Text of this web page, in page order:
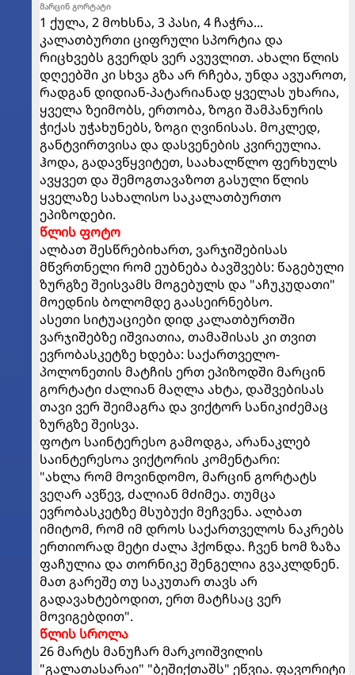
მარცინ გორტატი
1 ქულა, 2 მოხსნა, 3 პასი, 4 ჩაჭრა...
კალათბურთი ციფრული სპორტია და
რიცხვებს გვერდს ვერ ავუვლით. ახალი წლის
დღეებში კი სხვა გზა არ რჩება, უნდა ავუაროთ,
რადგან დიდიან-პატარიანად ყველას უხარია,
ყველა ზეიმობს, ერთობა, ზოგი შამპანურის
ჭიქას უჭახუნებს, ზოგი ღვინისას. მოკლედ,
განტვირთვისა და დასვენების კვირეულია.
ჰოდა, გადავწყვიტეთ, საახალწლო ფერხულს
ავყვეთ და შემოგთავაზოთ გასული წლის
ყველაზე სახალისო საკალათბურთო
ეპიზოდები.
წლის ფოტო
ალბათ შესწრებიხართ, ვარჯიშებისას
მწვრთნელი რომ ეუბნება ბავშვებს: წაგებული
ზურგზე შეისვამს მოგებულს და "აჩუკუდათი"
მოედნის ბოლომდე გაასეირნებსო.
ასეთი სიტუაციები დიდ კალათბურთში
ვარჯიშებზე იშვიათია, თამაშისას კი თვით
ევრობასკეტზე ხდება: საქართველო-
პოლონეთის მატჩის ერთ ეპიზოდში მარცინ
გორტატი ძალიან მაღლა ახტა, დაშვებისას
თავი ვერ შეიმაგრა და ვიქტორ სანიკიძემაც
ზურგზე შეისვა.
ფოტო საინტერესო გამოდგა, არანაკლებ
საინტერესოა ვიქტორის კომენტარი:
"ახლა რომ მოვინდომო, მარცინ გორტატს
ვეღარ ავწევ, ძალიან მძიმეა. თუმცა
ევრობასკეტზე მსუბუქი მეჩვენა. ალბათ
იმიტომ, რომ იმ დროს საქართველოს ნაკრებს
ერთიორად მეტი ძალა ჰქონდა. ჩვენ ხომ ზაზა
ფაჩულია და თორნიკე შენგელია გვაკლდნენ.
მათ გარეშე თუ საკუთარ თავს არ
გადავახტებოდით, ერთ მატჩსაც ვერ
მოვიგებდით".
წლის სროლა
26 მარტს მანუჩარ მარკოიშვილის
"გალათასარაი" "ბეშიქთაშს" ეწვია. ფავორიტი